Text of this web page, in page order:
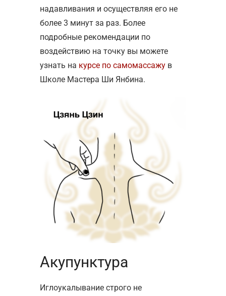
надавливания и осуществляя его не
более 3 минут за раз. Более
подробные рекомендации по
воздействию на точку вы можете
узнать на курсе по самомассажу в
Школе Мастера Ши Янбина.
Акупунктура
Иглоукалывание строго не